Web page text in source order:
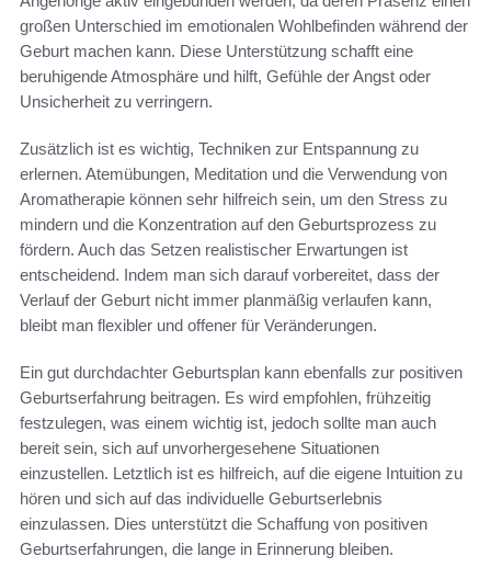
großen Unterschied im emotionalen Wohlbefinden während der
Geburt machen kann. Diese Unterstützung schafft eine
beruhigende Atmosphäre und hilft, Gefühle der Angst oder
Unsicherheit zu verringern.
Zusätzlich ist es wichtig, Techniken zur Entspannung zu
erlernen. Atemübungen, Meditation und die Verwendung von
Aromatherapie können sehr hilfreich sein, um den Stress zu
mindern und die Konzentration auf den Geburtsprozess zu
fördern. Auch das Setzen realistischer Erwartungen ist
entscheidend. Indem man sich darauf vorbereitet, dass der
Verlauf der Geburt nicht immer planmäßig verlaufen kann,
bleibt man flexibler und offener für Veränderungen.
Ein gut durchdachter Geburtsplan kann ebenfalls zur positiven
Geburtserfahrung beitragen. Es wird empfohlen, frühzeitig
festzulegen, was einem wichtig ist, jedoch sollte man auch
bereit sein, sich auf unvorhergesehene Situationen
einzustellen. Letztlich ist es hilfreich, auf die eigene Intuition zu
hören und sich auf das individuelle Geburtserlebnis
einzulassen. Dies unterstützt die Schaffung von positiven
Geburtserfahrungen, die lange in Erinnerung bleiben.